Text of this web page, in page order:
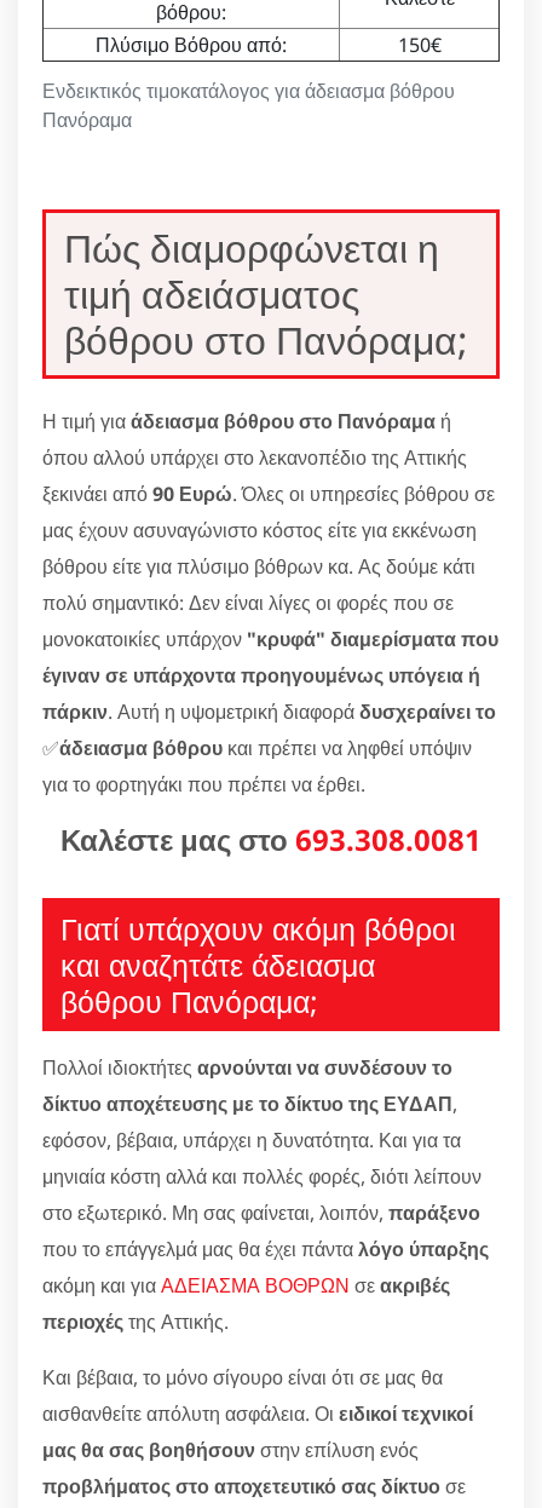
Ενδεικτικός τιμοκατάλογος για άδειασμα βόθρου
Πανόραμα
βόθρου:
Πλύσιμο Βόθρου από:
150€
Πώς διαμορφώνεται η
τιμή αδειάσματος
βόθρου στο Πανόραμα;
Η τιμή γιαάδειασμα βόθρου στο Πανόραμα ή
όπου αλλού υπάρχει στο λεκανοπέδιο της Αττικής
ξεκινάει από90 Ευρώ. Όλες οι υπηρεσίες βόθρου σε
μας έχουν ασυναγώνιστο κόστος είτε για εκκένωση
βόθρου είτε για πλύσιμο βόθρων κα. Ας δούμε κάτι
πολύ σημαντικό: Δεν είναι λίγες οι φορές που σε
μονοκατοικίες υπάρχον "κρυφά" διαμερίσματα που
έγιναν σε υπάρχοντα προηγουμένως υπόγεια ή
πάρκιν. Αυτή η υψομετρική διαφοράδυσχεραίνει το
✅άδειασμα βόθρου και πρέπει να ληφθεί υπόψιν
για το φορτηγάκι που πρέπει να έρθει.
Καλέστε μας στο 693.308.0081
Γιατί υπάρχουν ακόμη βόθροι
και αναζητάτε άδειασμα
βόθρου Πανόραμα;
Πολλοί ιδιοκτήτες αρνούνται να συνδέσουν το
δίκτυο αποχέτευσης με το δίκτυο της ΕΥΔΑΠ,
εφόσον, βέβαια, υπάρχει η δυνατότητα. Και για τα
μηνιαία κόστη αλλά και πολλές φορές, διότι λείπουν
στο εξωτερικό. Μη σας φαίνεται, λοιπόν, παράξενο
που το επάγγελμά μας θα έχει πάνταλόγο ύπαρξης
ακόμη και γιαΑΔΕΙΑΣΜΑ ΒΟΘΡΩΝ σεακριβές
περιοχέςτης Αττικής.
Και βέβαια, το μόνο σίγουρο είναι ότι σε μας θα
αισθανθείτε απόλυτη ασφάλεια. Οι ειδικοί τεχνικοί
μας θα σας βοηθήσουνστην επίλυση ενός
προβλήματος στο αποχετευτικό σας δίκτυοσε